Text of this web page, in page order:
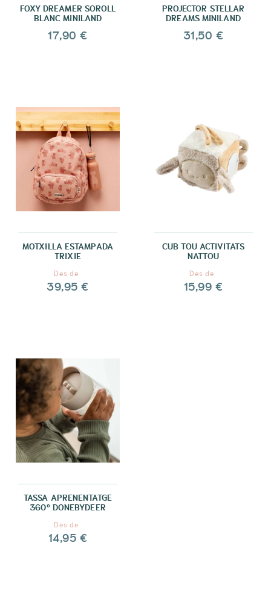
FOXY DREAMER SOROLL
BLANC MINILAND
17,90 €
PROJECTOR STELLAR
DREAMS MINILAND
31,50 €
MOTXILLA ESTAMPADA
TRIXIE
Des de
39,95 €
CUB TOU ACTIVITATS
NATTOU
Des de
15,99 €
TASSA APRENENTATGE
360º DONEBYDEER
Des de
14,95 €